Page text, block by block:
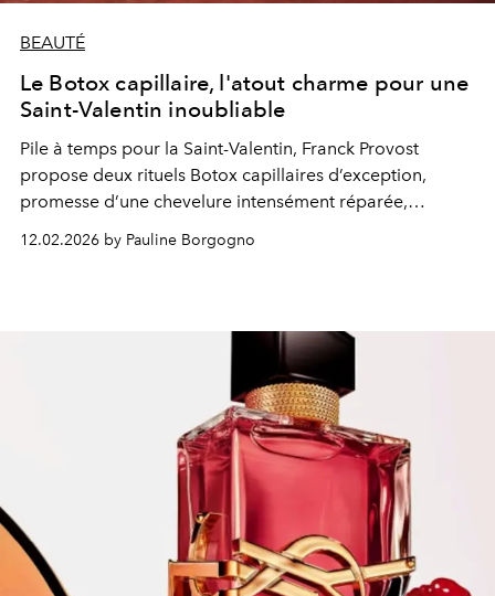
BEAUTÉ
Le Botox capillaire, l'atout charme pour une
Saint-Valentin inoubliable
Pile à temps pour la Saint-Valentin, Franck Provost
propose deux rituels Botox capillaires d’exception,
promesse d’une chevelure intensément réparée,
12.02.2026 by Pauline Borgogno